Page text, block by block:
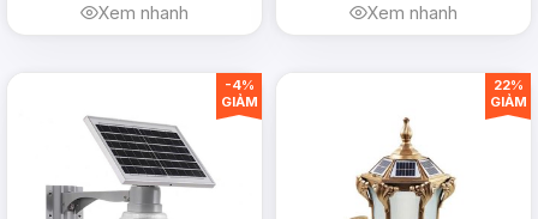
Xem nhanh Xem nhanh
-4%
GIẢM
22%
GIẢM